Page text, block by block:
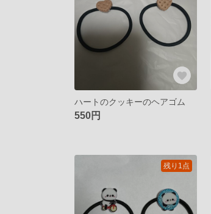
ハートのクッキーのヘアゴム
550円
残り1点